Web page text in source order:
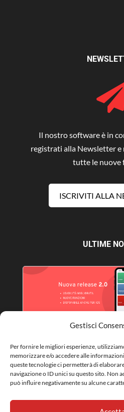
Gestisci
Per fornire le migliori esperienze,
memorizzare e/o accedere alle
queste tecnologie ci permetterà di
navigazione o ID unici su questo sito. Non
può influire negativamente su alcune
Il nostro software è in
registrati alla Newsletter e
tutte le nuove
ISCRIVITI ALLA
ULTIME
NUOVA